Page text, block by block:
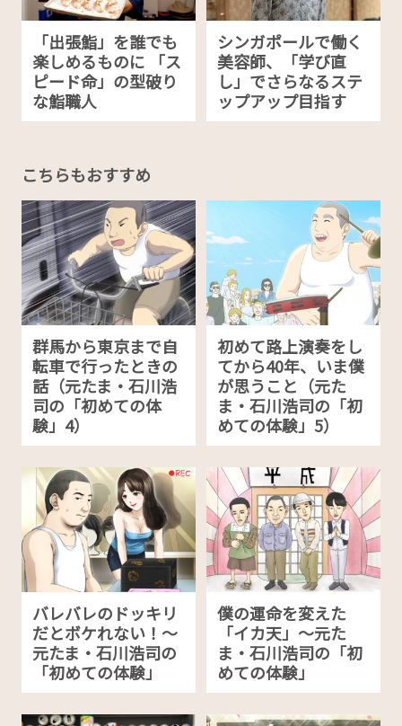
「出張鮨」を誰でも
楽しめるものに 「ス
ピード命」の型破り
な鮨職人
シンガポールで働く
美容師、「学び直
し」でさらなるステ
ップアップ目指す
こちらもおすすめ
群馬から東京まで自
転車で行ったときの
話（元たま・石川浩
司の「初めての体
験」4）
初めて路上演奏をし
てから40年、いま僕
が思うこと（元た
ま・石川浩司の「初
めての体験」5）
バレバレのドッキリ
だとボケれない！～
元たま・石川浩司の
「初めての体験」
僕の運命を変えた
「イカ天」～元た
ま・石川浩司の「初
めての体験」